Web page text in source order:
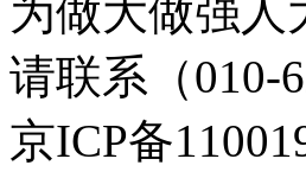
为做大做强人
请联系（010-
京ICP备